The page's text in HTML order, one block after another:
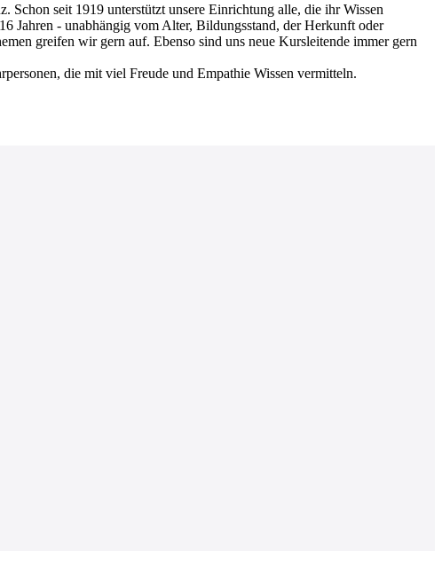
seit 1919 unterstützt unsere Einrichtung alle, die ihr Wissen
Jahren - unabhängig vom Alter, Bildungsstand, der Herkunft oder
greifen wir gern auf. Ebenso sind uns neue Kursleitende immer gern
die mit viel Freude und Empathie Wissen vermitteln.